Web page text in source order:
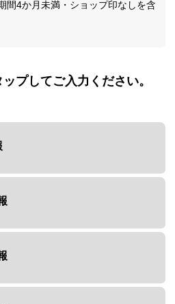
間4か月未満・ショップ印なしを含
プしてご入力ください。